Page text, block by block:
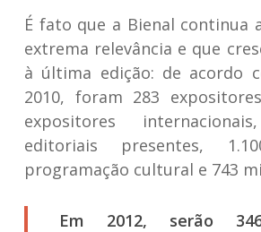
É fato que a Bienal continua
extrema relevância e que
à última edição: de acordo
2010, foram 283
expositores
editoriais presentes,
programação cultural e 743
Em 2012, serão